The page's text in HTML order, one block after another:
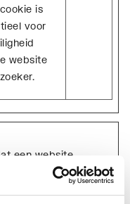
is
voor
website
een website
invloed is op het
zoals de taal